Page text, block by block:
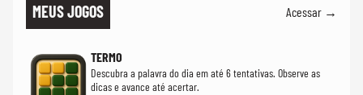
MEUS JOGOS Acessar →
TERMO
Descubra a palavra do dia em até 6 tentativas. Observe as
dicas e avance até acertar.